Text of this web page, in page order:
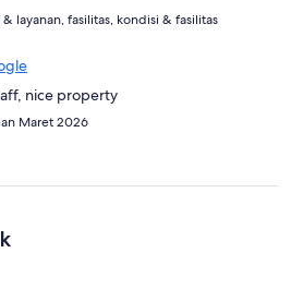
layanan, fasilitas, kondisi & fasilitas
nice property
Maret 2026